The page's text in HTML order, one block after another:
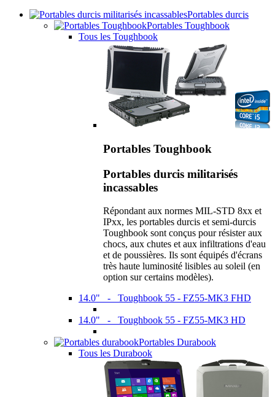
Portables durcis
Portables Toughbook
Tous les Toughbook
Portables Toughbook
Portables durcis militarisés
incassables
Répondant aux normes MIL-STD 8xx et
IPxx, les portables durcis et semi-durcis
Toughbook sont conçus pour résister aux
chocs, aux chutes et aux infiltrations d'eau
et de poussières. Ils sont équipés d'écrans
très haute luminosité lisibles au soleil (en
option sur certains modèles).
14.0" - Toughbook 55 - FZ55-MK3 FHD
14.0" - Toughbook 55 - FZ55-MK3 HD
Portables Durabook
Tous les Durabook